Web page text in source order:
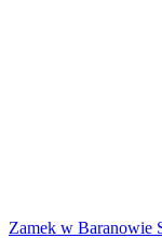
Zamek w Baranowie